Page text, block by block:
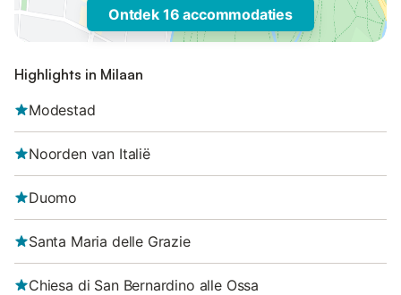
Ontdek 16 accommodaties
Highlights in Milaan
Modestad
Noorden van Italië
Duomo
Santa Maria delle Grazie
Chiesa di San Bernardino alle Ossa